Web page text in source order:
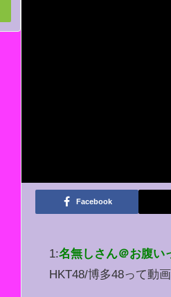
Facebook
1:名無しさん＠お腹い
HKT48/博多48って動